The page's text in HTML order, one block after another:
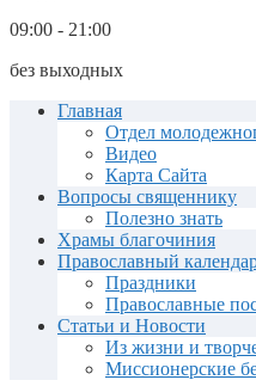
09:00 - 21:00
без выходных
Главная
Отдел
Видео
Карта Сайта
Вопросы священнику
Полезно знать
Храмы благочиния
Православный
Праздники
Православные
Статьи и Новости
Из жизни и
Миссионерские